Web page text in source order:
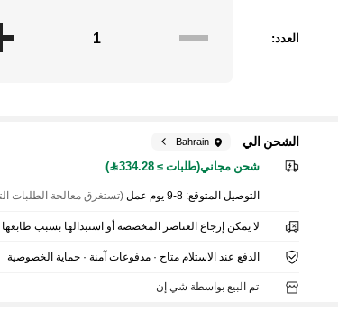
العدد:
الشحن الي Bahrain
شحن مجاني(طلبات ≥ 334.28)
التوصيل المتوقع:8-9 يوم عمل (تستغرق معالجة الطلبات التي تحتوي على منتجات مخصصة
لا يمكن إرجاع العناصر المخصصة أو استبدالها بسبب
الدفع عند الاستلام متاح · مدفوعات آمنة · حماية الخصوصية
تم البيع بواسطة شي إن